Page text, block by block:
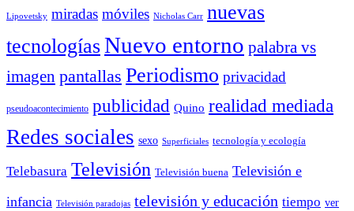
Lipovetsky miradas móviles Nicholas Carr nuevas
tecnologíasNuevo entorno palabra vs
imagen pantallas Periodismo privacidad
pseudoacontecimiento publicidad Quino realidad mediada
Redes sociales sexo Superficiales tecnología y ecología
Telebasura Televisión Televisión buena Televisión e
infancia Televisión paradojas televisión y educación tiempo ver